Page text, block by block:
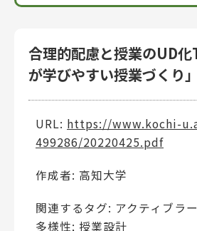
合理的配慮と授業のUD
が学びやすい授業づくり」
URL: https://www.kochi-
499286/20220425.pdf
作成者: 高知大学
関連するタグ: アクティブラ
多様性; 授業設計